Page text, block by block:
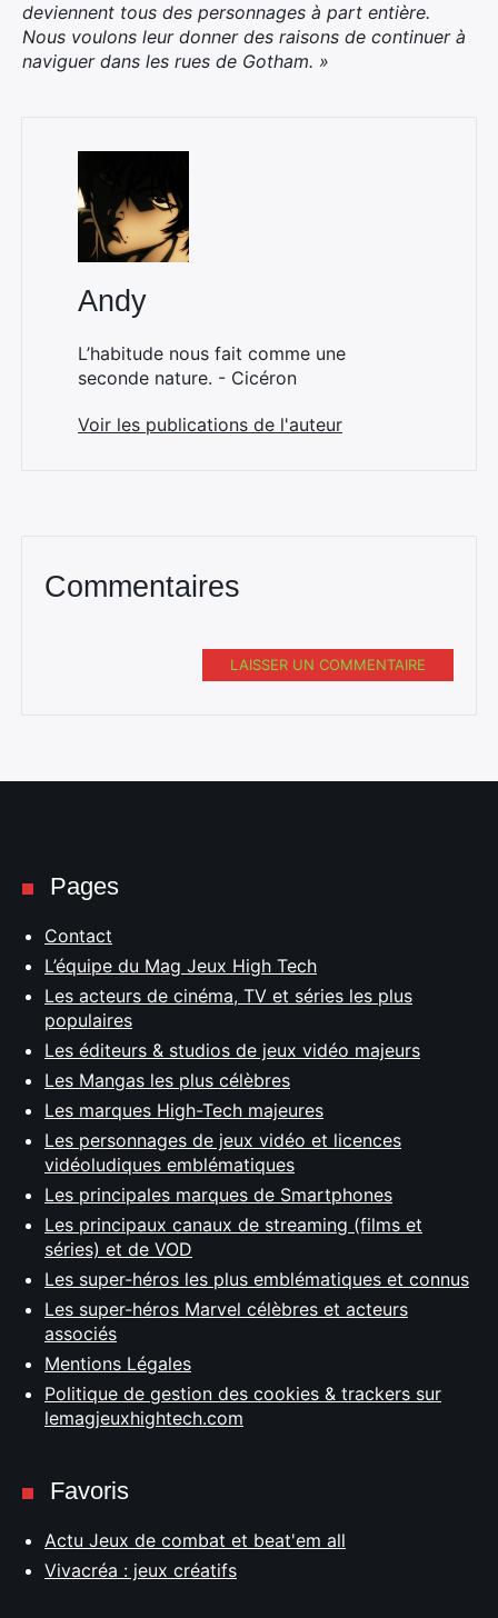
deviennent tous des personnages à part entière.
Nous voulons leur donner des raisons de continuer à
naviguer dans les rues de Gotham. »
Andy
L’habitude nous fait comme une
seconde nature. - Cicéron
Voir les publications de l'auteur
Commentaires
LAISSER UN COMMENTAIRE
Pages
Contact
L’équipe du Mag Jeux High Tech
Les acteurs de cinéma, TV et séries les plus
populaires
Les éditeurs & studios de jeux vidéo majeurs
Les Mangas les plus célèbres
Les marques High-Tech majeures
Les personnages de jeux vidéo et licences
vidéoludiques emblématiques
Les principales marques de Smartphones
Les principaux canaux de streaming (films et
séries) et de VOD
Les super-héros les plus emblématiques et connus
Les super-héros Marvel célèbres et acteurs
associés
Mentions Légales
Politique de gestion des cookies & trackers sur
lemagjeuxhightech.com
Favoris
Actu Jeux de combat et beat'em all
Vivacréa : jeux créatifs